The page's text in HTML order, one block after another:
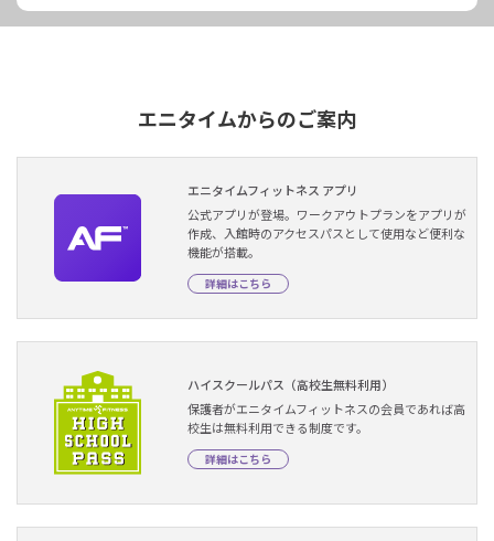
エニタイムからのご案内
エニタイムフィットネス アプリ
公式アプリが登場。ワークアウトプランをアプリが
作成、入館時のアクセスパスとして使用など便利な
機能が搭載。
詳細はこちら
ハイスクールパス（高校生無料利用）
保護者がエニタイムフィットネスの会員であれば高
校生は無料利用できる制度です。
詳細はこちら